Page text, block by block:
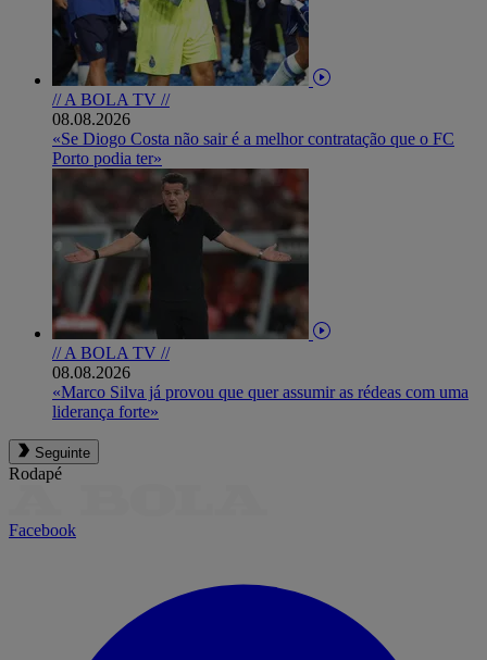
// A BOLA TV //
08.08.2026
«Se Diogo Costa não sair é a melhor contratação que o FC
Porto podia ter»
// A BOLA TV //
08.08.2026
«Marco Silva já provou que quer assumir as rédeas com uma
liderança forte»
Seguinte
Rodapé
Facebook